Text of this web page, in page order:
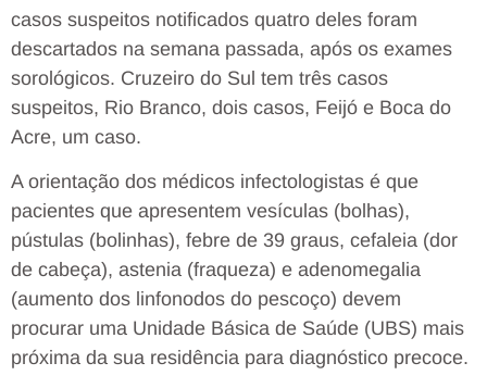
casos suspeitos notificados quatro deles foram
descartados na semana passada, após os exames
sorológicos. Cruzeiro do Sul tem três casos
suspeitos, Rio Branco, dois casos, Feijó e Boca do
Acre, um caso.
A orientação dos médicos infectologistas é que
pacientes que apresentem vesículas (bolhas),
pústulas (bolinhas), febre de 39 graus, cefaleia (dor
de cabeça), astenia (fraqueza) e adenomegalia
(aumento dos linfonodos do pescoço) devem
procurar uma Unidade Básica de Saúde (UBS) mais
próxima da sua residência para diagnóstico precoce.